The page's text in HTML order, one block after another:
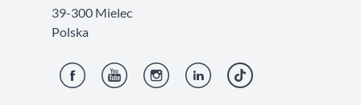
39-300 Mielec
Polska